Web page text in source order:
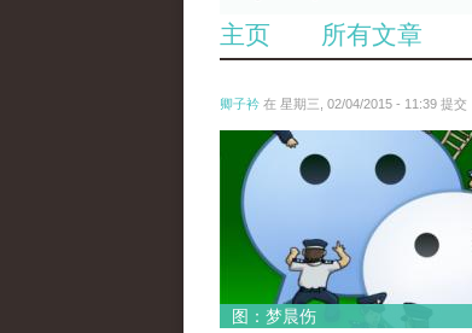
主页 所有文章
卿子衿 在 星期三, 02/04/2015 - 11:39 提交
untitled.jpg
图：梦晨伤